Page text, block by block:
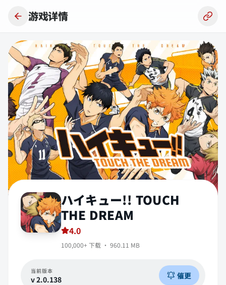
游戏详情
ハイキュー!! TOUCH
THE DREAM
4.0
100,000+ 下载 · 960.11 MB
当前版本
v2.0.138 催更